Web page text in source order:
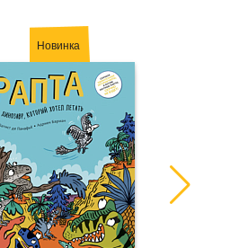
Новинка